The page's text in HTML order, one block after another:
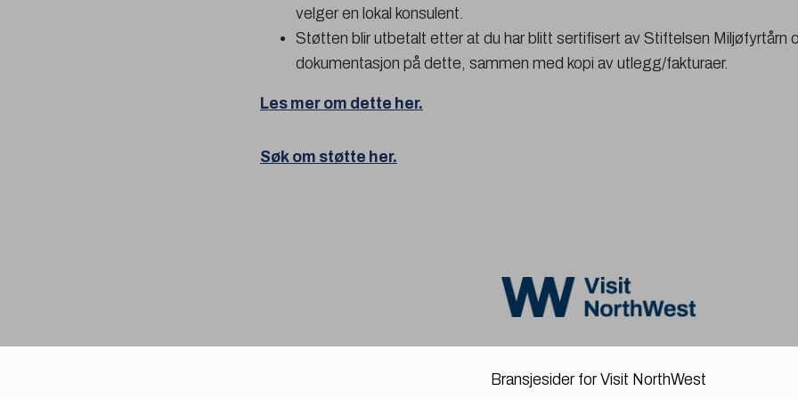
velger en lokal konsulent.
Støtten blir utbetalt etter at du har blitt sertifisert av Stiftelsen Miljøfyrtårn
dokumentasjon på dette, sammen med kopi av utlegg/fakturaer.
Les mer om dette her.
Søk om støtte her.
Bransjesider for Visit NorthWest